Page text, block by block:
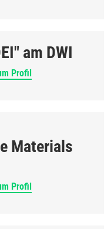
am DWI
Profil
Materials
Profil